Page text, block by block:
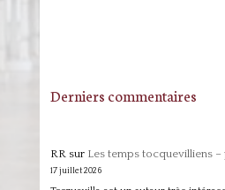
Derniers commentaires
RRsur Les temps tocquevilliens
17 juillet 2026